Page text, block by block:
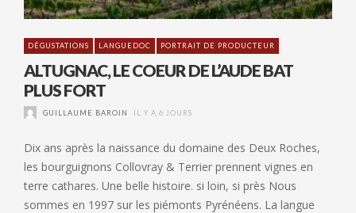
DÉGUSTATIONS LANGUEDOC PORTRAIT DE PRODUCTEUR
ALTUGNAC, LE COEUR DE L’AUDE BAT
PLUS FORT
GUILLAUME BAROIN IL Y A 6 JOURS
Dix ans après la naissance du domaine des Deux Roches,
les bourguignons Collovray & Terrier prennent vignes en
terre cathares. Une belle histoire. si loin, si près Nous
sommes en 1997 sur les piémonts Pyrénéens. La langue